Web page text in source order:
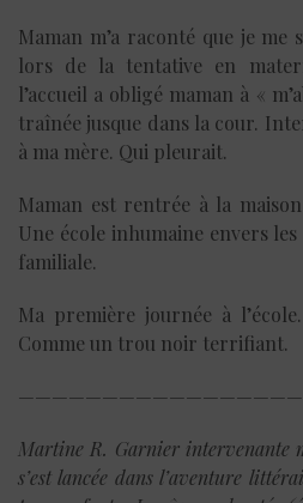
Maman m’a raconté que je me
lors de la tentative en
l’accueil a obligé maman à «
traînée jusque dans la cour.
à ma mère. Qui pleurait.
Maman est rentrée à la
Une école inhumaine envers les
familiale.
Ma première journée à
Comme un trou noir terrifiant.
Martine R. Garnier intervenante
s’est lancée dans l’aventure